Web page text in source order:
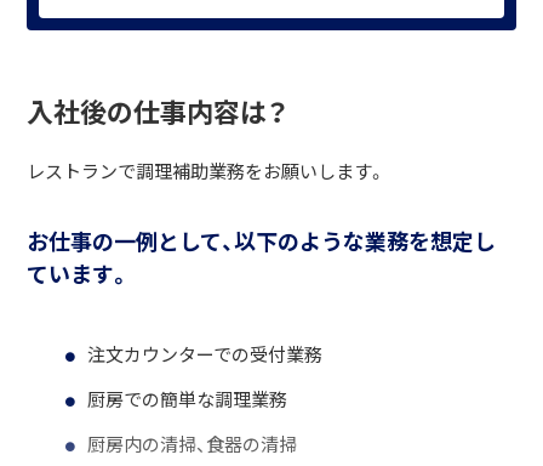
入社後の仕事内容は？
レストランで調理補助業務をお願いします。
お仕事の一例として、以下のような業務を想定し
ています。
注文カウンターでの受付業務
厨房での簡単な調理業務
厨房内の清掃、食器の清掃